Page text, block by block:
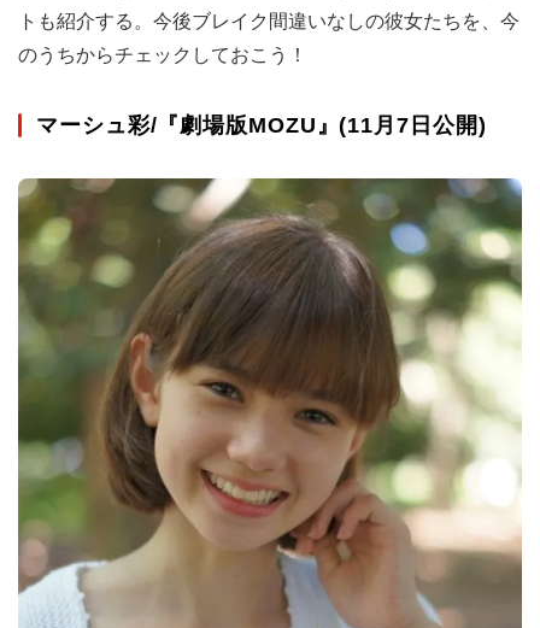
トも紹介する。今後ブレイク間違いなしの彼女たちを、今
のうちからチェックしておこう！
マーシュ彩/『劇場版MOZU』(11月7日公開)